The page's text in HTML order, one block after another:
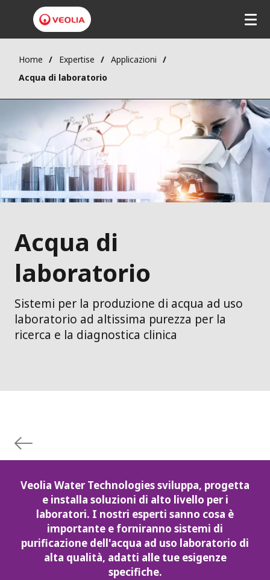
Home Expertise
Applicazioni
Acqua di laboratorio
Acqua di
laboratorio
Sistemi per la produzione di acqua ad uso
laboratorio ad altissima purezza per la
ricerca e la diagnostica clinica
Veolia Water Technologies sviluppa, progetta
e installa soluzioni di alto livello per i
laboratori. I nostri esperti sanno cosa è
importante e forniranno sistemi di
purificazione dell'acqua ad uso laboratorio di
alta qualità, adatti alle tue esigenze
specifiche.